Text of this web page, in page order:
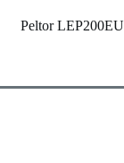
Peltor LEP200EU